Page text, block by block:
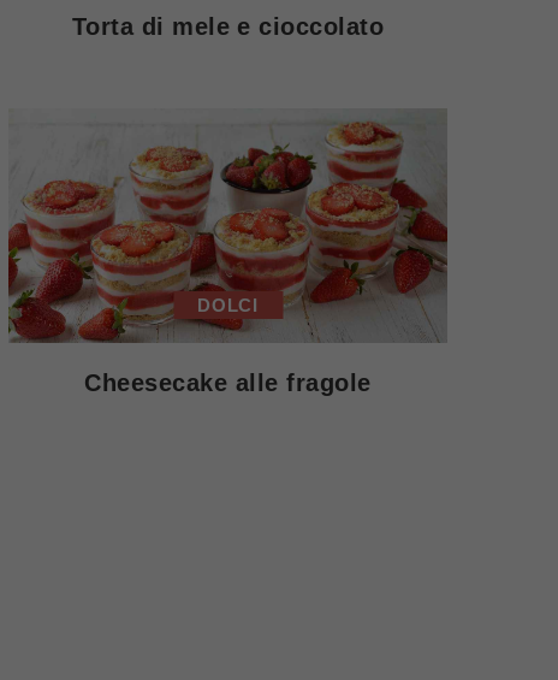
Torta di mele e cioccolato
DOLCI
Cheesecake alle fragole